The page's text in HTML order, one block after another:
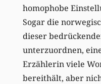
homophobe
Sogar die
dieser
unterzuordnen,
Erzählerin viele
bereithält, aber